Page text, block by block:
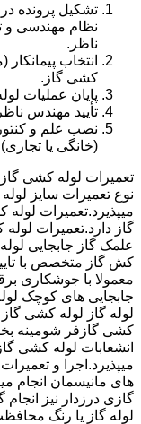
تشکیل پرونده
نظام مهندسی و
ناظر.
انتخاب
کشی گاز.
پایان عملیات
تأیید مهندس
نصب علم و
(خانگی یا
تعمیرات لوله کشی
نوع تعمیرات سایز
میپذیرد.تعمیرات
گاز دارد.تعمیرات
علمک گاز جابجایی
کش گاز متخصص با
معمولا با جوشکاری
جابجایی های کوچک
لوله گاز لوله کشی
کشی گازفر شومینه
انشعابات لوله کشی
میپذیرد.اجرا و
های مانیسمان انجام
گازی درزدار نیز انجام
لوله گاز یا رنگ